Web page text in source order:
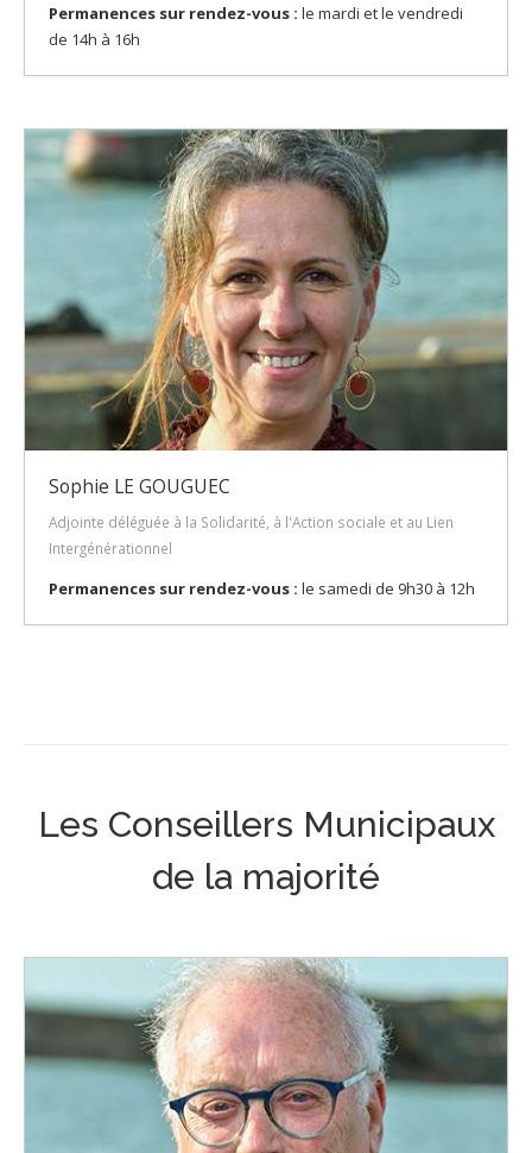
Permanences sur rendez-vous : le mardi et le vendredi
de 14h à 16h
Sophie LE GOUGUEC
Adjointe déléguée à la Solidarité, à l'Action sociale et au Lien
Intergénérationnel
Permanences sur rendez-vous : le samedi de 9h30 à 12h
Les Conseillers Municipaux
de la majorité